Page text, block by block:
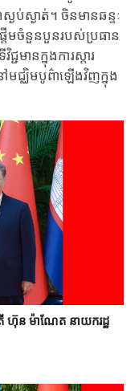
ងប់ស្ងាត់។ ចិនមានឆន្ទៈ
ផ្តើមចំនួនបួនរបស់ប្រធាន
មានក្នុងការស្តារ
ជ្ឈិមបូព៌ាឡើងវិញក្នុង
ហ៊ុន ម៉ាណែត នាយករដ្ឋ